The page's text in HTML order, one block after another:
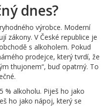
dnes?
výrobce. Moderní
zákony. V České republice je
s alkoholem. Pokud
prodejce, který tvrdí, že
thujonem“, buď opatrný. To
% alkoholu. Piješ ho jako
ho jako nápoj, který se